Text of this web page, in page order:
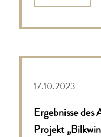
17.10.2023
Ergebnisse
Projekt